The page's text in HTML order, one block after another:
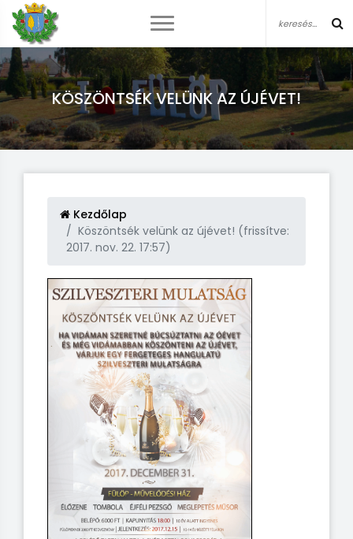
KÖSZÖNTSÉK VELÜNK AZ ÚJÉVET!
Kezdőlap
Köszöntsék velünk az újévet! (frissítve:
2017. nov. 22. 17:57)